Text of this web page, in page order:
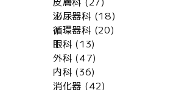
泌尿器科 (18)
循環器科 (20)
眼科 (13)
外科 (47)
内科 (36)
消化器 (42)